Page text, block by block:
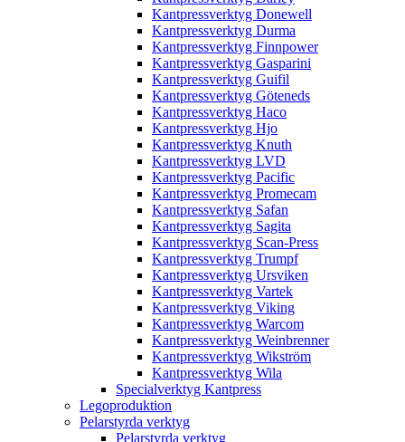
Kantpressverktyg Donewell
Kantpressverktyg Durma
Kantpressverktyg Finnpower
Kantpressverktyg Gasparini
Kantpressverktyg Guifil
Kantpressverktyg Göteneds
Kantpressverktyg Haco
Kantpressverktyg Hjo
Kantpressverktyg Knuth
Kantpressverktyg LVD
Kantpressverktyg Pacific
Kantpressverktyg Promecam
Kantpressverktyg Safan
Kantpressverktyg Sagita
Kantpressverktyg Scan-Press
Kantpressverktyg Trumpf
Kantpressverktyg Ursviken
Kantpressverktyg Vartek
Kantpressverktyg Viking
Kantpressverktyg Warcom
Kantpressverktyg Weinbrenner
Kantpressverktyg Wikström
Kantpressverktyg Wila
Specialverktyg Kantpress
Legoproduktion
Pelarstyrda verktyg
Pelarstyrda verktyg